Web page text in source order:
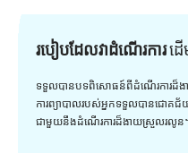
របៀបដែលវាដំណើរការដ
ទទួលបានបទពិសោធន៍ពីដំណើរការដ៏ងា
ការព្យាបាលរបស់អ្នកទទួលបានជ
ជាមួយនឹងដំណើរការដ៏ងាយស្រួលរលូន